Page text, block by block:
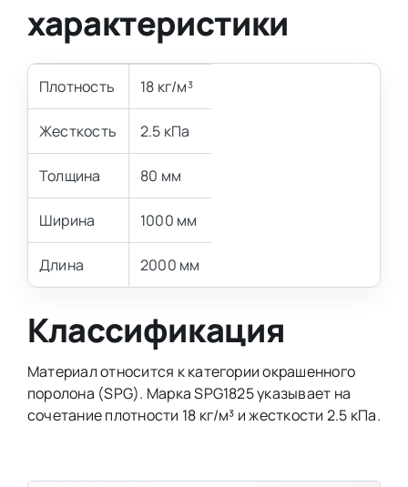
характеристики
Плотность 18 кг/м³
Жесткость 2.5 кПа
Толщина 80 мм
Ширина 1000 мм
Длина 2000 мм
Классификация
Материал относится к категории окрашенного
поролона (SPG). Марка SPG1825 указывает на
сочетание плотности 18 кг/м³ и жесткости 2.5 кПа.